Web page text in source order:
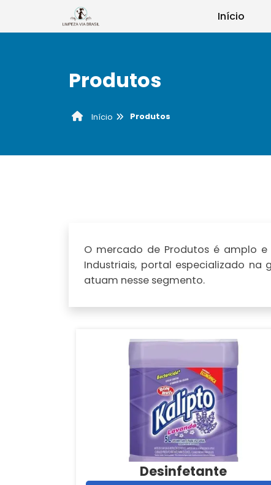
Início
Produtos
Início Produtos
O mercado de Produtos é amplo
Industriais, portal especializado na
atuam nesse segmento.
Desinfetante